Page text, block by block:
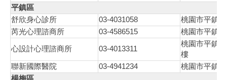
平鎮區
舒欣身心診所
03-4031058
桃園市平鎮
芮光心理諮商所
03-4586515 桃園市平鎮
心設計心理諮商所 03-4013311
桃園市平鎮
樓
聯新國際醫院
03-4941234
桃園市平鎮
楊梅區